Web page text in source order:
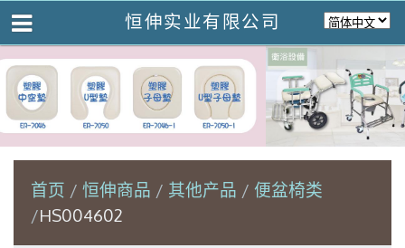
恒伸实业有限公司
首页 恒伸商品 其他产品
便盆椅类
HS004602